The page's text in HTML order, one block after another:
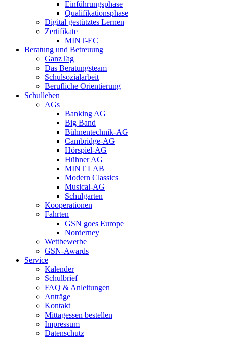
Einführungsphase
Qualifikationsphase
Digital gestütztes Lernen
Zertifikate
MINT-EC
Beratung und Betreuung
GanzTag
Das Beratungsteam
Schulsozialarbeit
Berufliche Orientierung
Schulleben
AGs
Banking AG
Big Band
Bühnentechnik-AG
Cambridge-AG
Hörspiel-AG
Hühner AG
MINT LAB
Modern Classics
Musical-AG
Schulgarten
Kooperationen
Fahrten
GSN goes Europe
Norderney
Wettbewerbe
GSN-Awards
Service
Kalender
Schulbrief
FAQ & Anleitungen
Anträge
Kontakt
Mittagessen bestellen
Impressum
Datenschutz